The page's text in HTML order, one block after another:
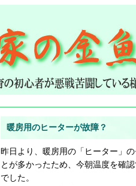
暖房用のヒーターが故障？
昨日より、暖房用の「ヒーター」
とが多かったため、今朝温度を確
でした。